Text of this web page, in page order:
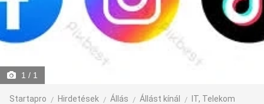
1 / 1
Startapro Hirdetések Állás Állást kínál IT, Telekom